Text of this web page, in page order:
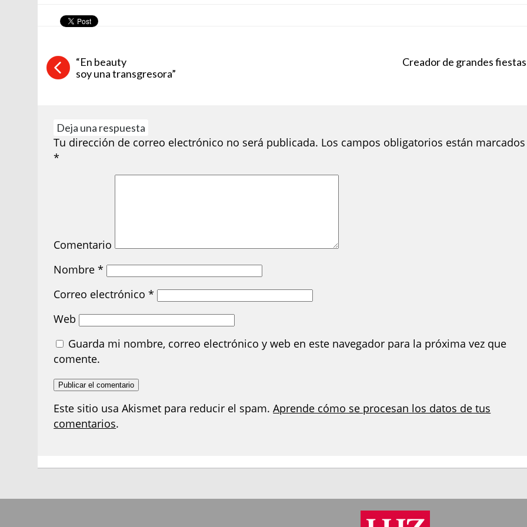
“En beauty
soy una transgresora”
Creador de grandes fiestas
Deja una respuesta
Tu dirección de correo electrónico no será publicada. Los campos obligatorios están
*
Comentario
Nombre*
Correo electrónico*
Web
Guarda mi nombre, correo electrónico y web en este navegador para la próxima vez que
comente.
Este sitio usa Akismet para reducir el spam.Aprende cómo se procesan los datos de tus
comentarios.